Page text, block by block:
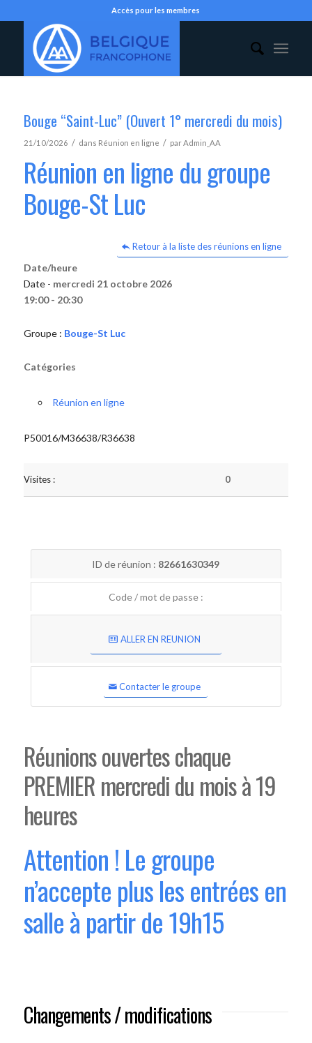
Accès pour les membres
Bouge “Saint-Luc” (Ouvert 1° mercredi du mois)
21/10/2026 / dans Réunion en ligne / parAdmin_AA
Réunion en ligne du groupe
Bouge-St Luc
Retour à la liste des réunions en ligne
Date/heure
Date - mercredi 21 octobre 2026
19:00 - 20:30
Groupe : Bouge-St Luc
Catégories
Réunion en ligne
P50016/M36638/R36638
Visites : 0
ID de réunion : 82661630349
Code / mot de passe :
ALLER EN REUNION
Contacter le groupe
Réunions ouvertes chaque
PREMIER mercredi du mois à 19
heures
Attention ! Le groupe
n’accepte plus les entrées en
salle à partir de 19h15
Changements / modifications